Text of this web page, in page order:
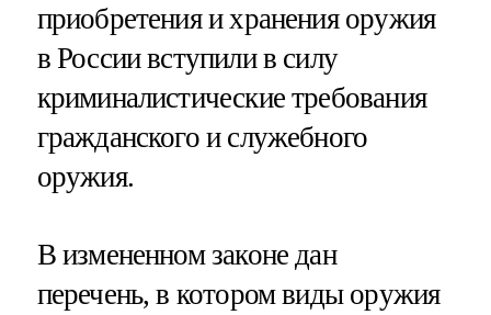
приобретения и хранения оружия
в России вступили в силу
криминалистические требования
гражданского и служебного
оружия.
В измененном законе дан
перечень, в котором виды оружия